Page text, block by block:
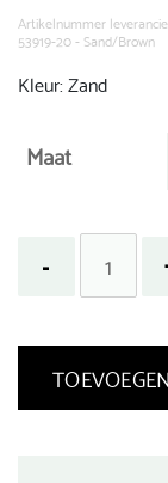
€
Artikelnummer
53919-20 - Sand/Brown
Kleur: Zand
Maat